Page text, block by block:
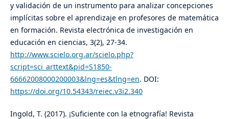
y validación de un instrumento para analizar concepciones
implícitas sobre el aprendizaje en profesores de matemática
en formación. Revista electrónica de investigación en
educación en ciencias, 3(2), 27-34.
http://www.scielo.org.ar/scielo.php?
script=sci_arttext&pid=S1850-
66662008000200003&lng=es&tlng=en. DOI:
https://doi.org/10.54343/reiec.v3i2.340
Ingold, T. (2017). ¡Suficiente con la etnografía! Revista